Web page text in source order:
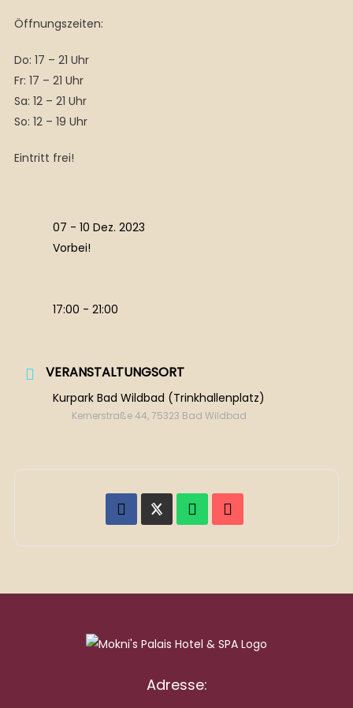
Öffnungszeiten:
Do: 17 – 21 Uhr
Fr: 17 – 21 Uhr
Sa: 12 – 21 Uhr
So: 12 – 19 Uhr
Eintritt frei!
07 - 10 Dez. 2023
Vorbei!
17:00 - 21:00
VERANSTALTUNGSORT
Kurpark Bad Wildbad (Trinkhallenplatz)
Kernerstraße 44, 75323 Bad Wildbad
Adresse: